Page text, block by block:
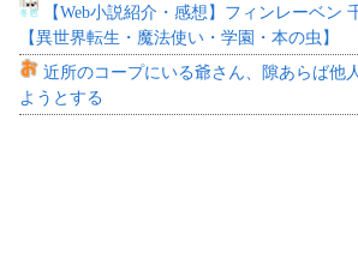
【Web小説紹介・感想】フィンレーベン
【異世界転生・魔法使い・学園・本の虫】
近所のコープにいる爺さん、隙あらば他
ようとする